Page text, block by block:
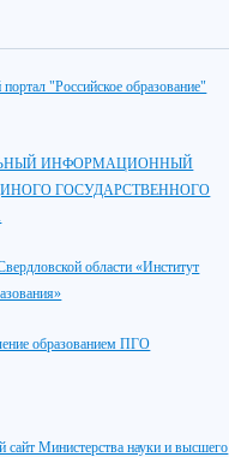
"Российское образование"
ИНФОРМАЦИОННЫЙ
ГОСУДАРСТВЕННОГО
области «Институт
образованием ПГО
сайт Министерства науки и высшего